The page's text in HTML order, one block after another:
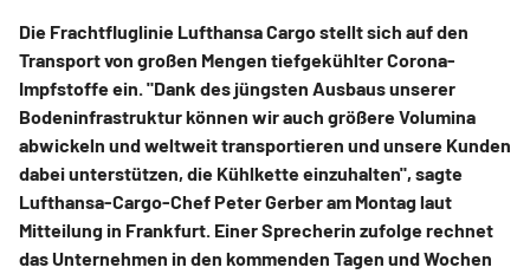
Die Frachtfluglinie Lufthansa Cargo stellt sich auf den
Transport von großen Mengen tiefgekühlter Corona-
Impfstoffe ein. "Dank des jüngsten Ausbaus unserer
Bodeninfrastruktur können wir auch größere Volumina
abwickeln und weltweit transportieren und unsere Kunden
dabei unterstützen, die Kühlkette einzuhalten", sagte
Lufthansa-Cargo-Chef Peter Gerber am Montag laut
Mitteilung in Frankfurt. Einer Sprecherin zufolge rechnet
das Unternehmen in den kommenden Tagen und Wochen